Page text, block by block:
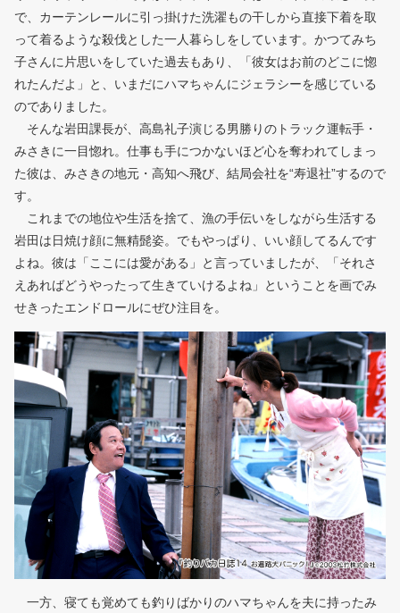
で、カーテンレールに引っ掛けた洗濯もの干しから直接下着を取
って着るような殺伐とした一人暮らしをしています。かつてみち
子さんに片思いをしていた過去もあり、「彼女はお前のどこに惚
れたんだよ」と、いまだにハマちゃんにジェラシーを感じている
のでありました。
そんな岩田課長が、高島礼子演じる男勝りのトラック運転手・
みさきに一目惚れ。仕事も手につかないほど心を奪われてしまっ
た彼は、みさきの地元・高知へ飛び、結局会社を“寿退社”するので
す。
これまでの地位や生活を捨て、漁の手伝いをしながら生活する
岩田は日焼け顔に無精髭姿。でもやっぱり、いい顔してるんです
よね。彼は「ここには愛がある」と言っていましたが、「それさ
えあればどうやったって生きていけるよね」ということを画でみ
せきったエンドロールにぜひ注目を。
一方、寝ても覚めても釣りばかりのハマちゃんを夫に持ったみ